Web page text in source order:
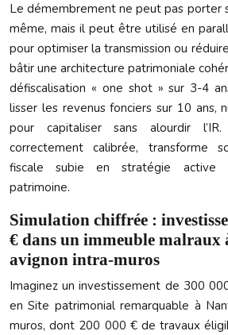
Le démembrement ne peut pas porter
même, mais il peut être utilisé en
pour optimiser la transmission ou
bâtir une architecture patrimoniale
défiscalisation « one shot » sur 3-4
lisser les revenus fonciers sur 10 ans,
pour capitaliser sans alourdir l’IR.
correctement calibrée, transforme
fiscale subie en stratégie active
patrimoine.
Simulation chiffrée :
€ dans un immeuble malraux
avignon intra-muros
Imaginez un investissement de 300
en Site patrimonial remarquable à
muros, dont 200 000 € de travaux